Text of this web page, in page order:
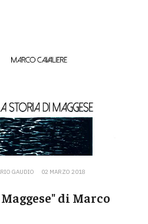
GAUDIO 02 MARZO 2018
di Marco